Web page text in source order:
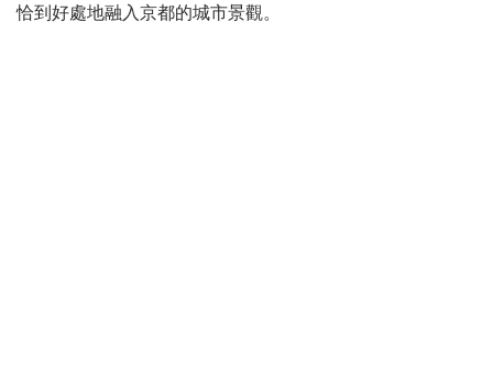
恰到好處地融入京都的城市景觀。